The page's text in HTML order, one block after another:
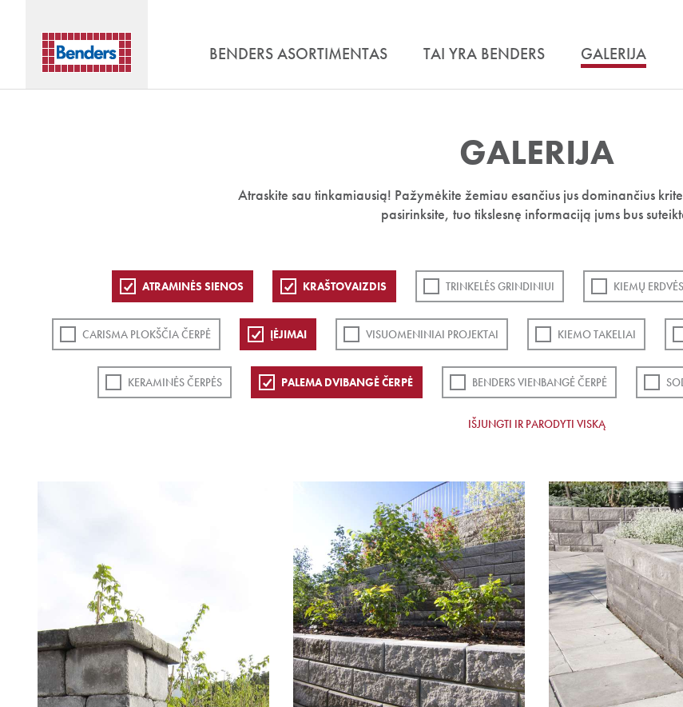
BENDERS ASORTIMENTAS TAI YRA BENDERS GALERIJA
GALERIJA
Atraskite sau tinkamiausią! Pažymėkite žemiau esančius jus dominančius
pasirinksite, tuo tikslesnę informaciją jums bus
ATRAMINĖS SIENOS KRAŠTOVAIZDIS TRINKELĖS GRINDINIUI KIEMŲ ERDVĖS
CARISMA PLOKŠČIA ČERPĖ ĮĖJIMAI VISUOMENINIAI PROJEKTAI KIEMO TAKELIAI
KERAMINĖS ČERPĖS PALEMA DVIBANGĖ ČERPĖ BENDERS VIENBANGĖ ČERPĖ
IŠJUNGTI IR PARODYTI VISKĄ